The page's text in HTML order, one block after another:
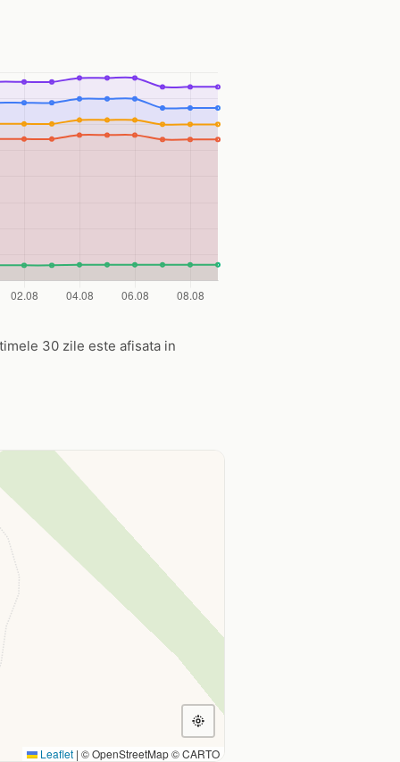
30 zile este afisata in
Leaflet | © OpenStreetMap © CARTO